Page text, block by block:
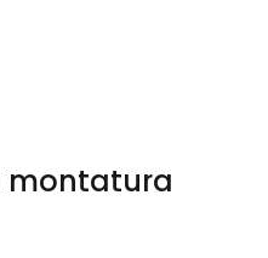
montatura